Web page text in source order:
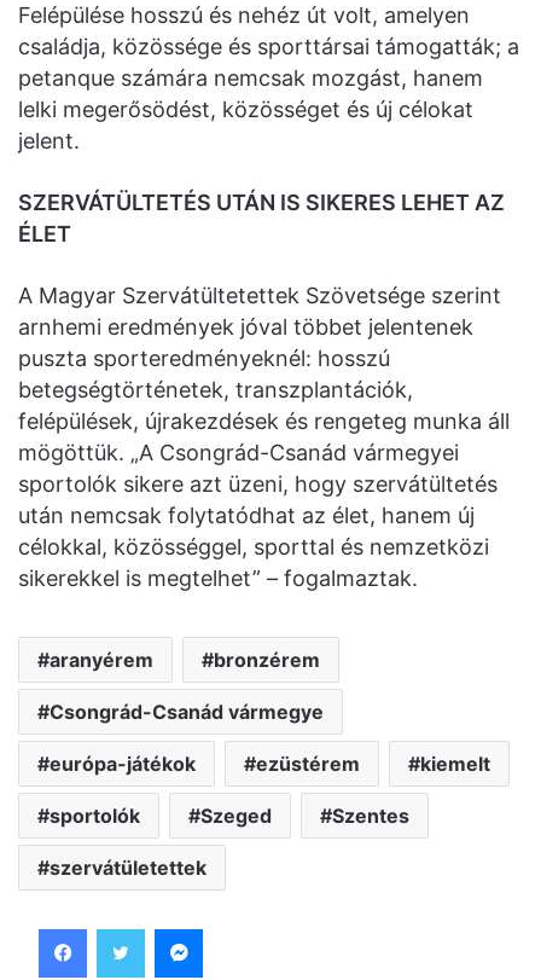
Felépülése hosszú és nehéz út volt, amelyen
családja, közössége és sporttársai támogatták; a
petanque számára nemcsak mozgást, hanem
lelki megerősödést, közösséget és új célokat
jelent.
SZERVÁTÜLTETÉS UTÁN IS SIKERES LEHET AZ
ÉLET
A Magyar Szervátültetettek Szövetsége szerint
arnhemi eredmények jóval többet jelentenek
puszta sporteredményeknél: hosszú
betegségtörténetek, transzplantációk,
felépülések, újrakezdések és rengeteg munka áll
mögöttük. „A Csongrád-Csanád vármegyei
sportolók sikere azt üzeni, hogy szervátültetés
után nemcsak folytatódhat az élet, hanem új
célokkal, közösséggel, sporttal és nemzetközi
sikerekkel is megtelhet” – fogalmaztak.
aranyérem bronzérem
Csongrád-Csanád vármegye
európa-játékok ezüstérem kiemelt
sportolók Szeged Szentes
szervátületettek